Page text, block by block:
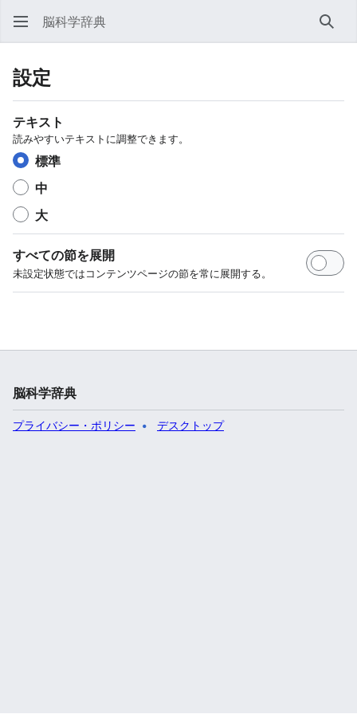
脳科学辞典 検索
設定
テキスト
読みやすいテキストに調整できます。
標準
中
大
すべての節を展開
未設定状態ではコンテンツページの節を常に展開する。
脳科学辞典
プライバシー・ポリシー デスクトップ